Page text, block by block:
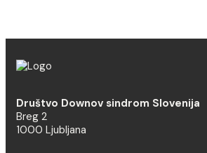
Društvo Downov sindrom Slovenija
Breg 2
1000 Ljubljana